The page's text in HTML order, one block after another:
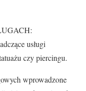
usługi
czy piercingu.
wprowadzone